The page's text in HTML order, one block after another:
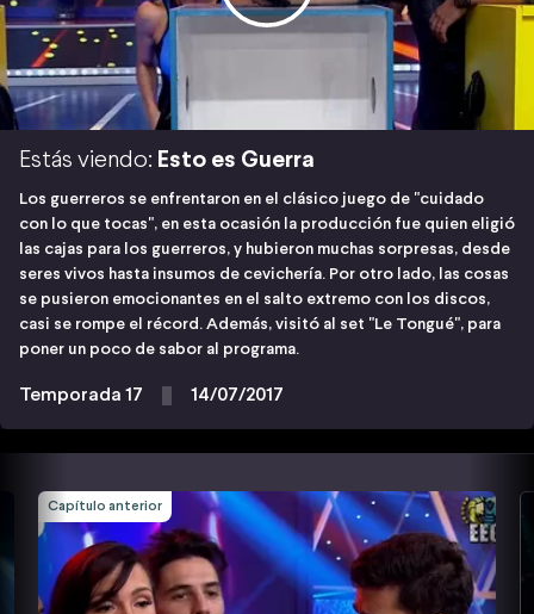
Estás viendo: Esto es Guerra
Los guerreros se enfrentaron en el clásico juego de "cuidado
con lo que tocas", en esta ocasión la producción fue quien eligió
las cajas para los guerreros, y hubieron muchas sorpresas, desde
seres vivos hasta insumos de cevichería. Por otro lado, las cosas
se pusieron emocionantes en el salto extremo con los discos,
casi se rompe el récord. Además, visitó al set "Le Tongué", para
poner un poco de sabor al programa.
Temporada 17 14/07/2017
Capítulo anterior